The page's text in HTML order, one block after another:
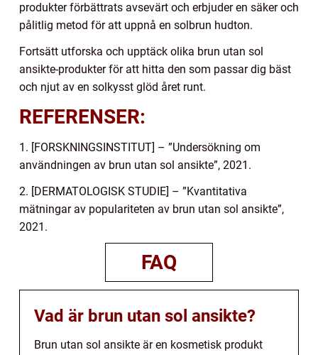
produkter förbättrats avsevärt och erbjuder en säker och
pålitlig metod för att uppnå en solbrun hudton.
Fortsätt utforska och upptäck olika brun utan sol
ansikte-produkter för att hitta den som passar dig bäst
och njut av en solkysst glöd året runt.
REFERENSER:
1. [FORSKNINGSINSTITUT] – ”Undersökning om
användningen av brun utan sol ansikte”, 2021.
2. [DERMATOLOGISK STUDIE] – ”Kvantitativa
mätningar av populariteten av brun utan sol ansikte”,
2021.
FAQ
Vad är brun utan sol ansikte?
Brun utan sol ansikte är en kosmetisk produkt